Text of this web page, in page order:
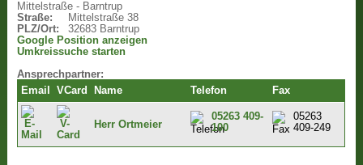
Mittelstraße - Barntrup
Straße:
Mittelstraße 38
PLZ/Ort:
32683 Barntrup
Google Position anzeigen
Umkreissuche starten
Ansprechpartner:
Email
VCard Name Telefon Fax
Herr Ortmeier
05263 409-
100
05263
409-249